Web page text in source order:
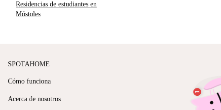
Residencias de estudiantes en
Móstoles
SPOTAHOME
Cómo funciona
Acerca de nosotros